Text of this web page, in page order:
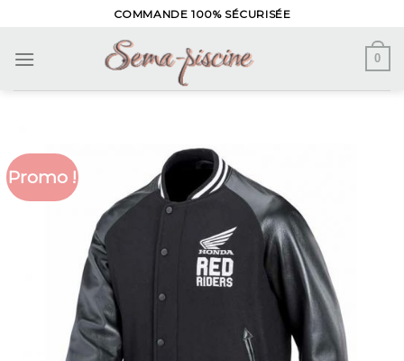
content
COMMANDE 100% SÉCURISÉE
0
Promo !